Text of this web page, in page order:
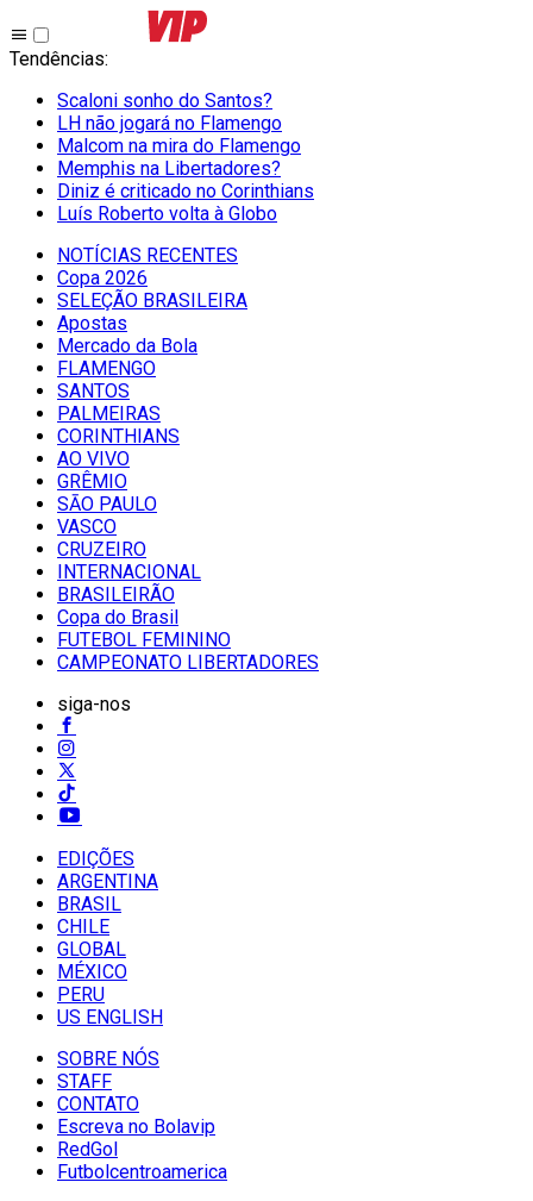
Tendências:
Scaloni sonho do Santos?
LH não jogará no Flamengo
Malcom na mira do Flamengo
Memphis na Libertadores?
Diniz é criticado no Corinthians
Luís Roberto volta à Globo
NOTÍCIAS RECENTES
Copa 2026
SELEÇÃO BRASILEIRA
Apostas
Mercado da Bola
FLAMENGO
SANTOS
PALMEIRAS
CORINTHIANS
AO VIVO
GRÊMIO
SĀO PAULO
VASCO
CRUZEIRO
INTERNACIONAL
BRASILEIRÃO
Copa do Brasil
FUTEBOL FEMININO
CAMPEONATO LIBERTADORES
siga-nos
EDIÇÕES
ARGENTINA
BRASIL
CHILE
GLOBAL
MÉXICO
PERU
US ENGLISH
SOBRE NÓS
STAFF
CONTATO
Escreva no Bolavip
RedGol
Futbolcentroamerica